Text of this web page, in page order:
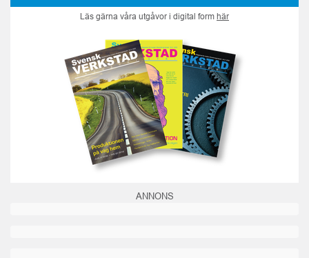
Läs gärna våra utgåvor i digital form här
ANNONS